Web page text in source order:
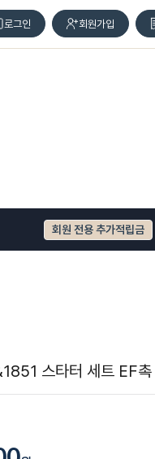
로그인 회원가입
회원 전용 추가적립금
스타터 세트 EF촉